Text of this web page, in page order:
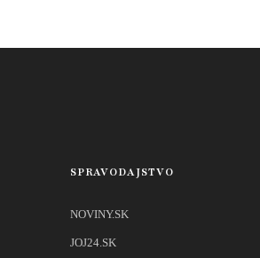
SPRAVODAJSTVO
NOVINY.SK
JOJ24.SK